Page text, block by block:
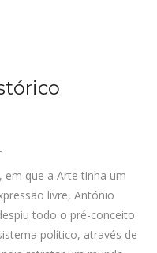
que a Arte tinha um
livre, António
todo o pré-conceito
político, através de